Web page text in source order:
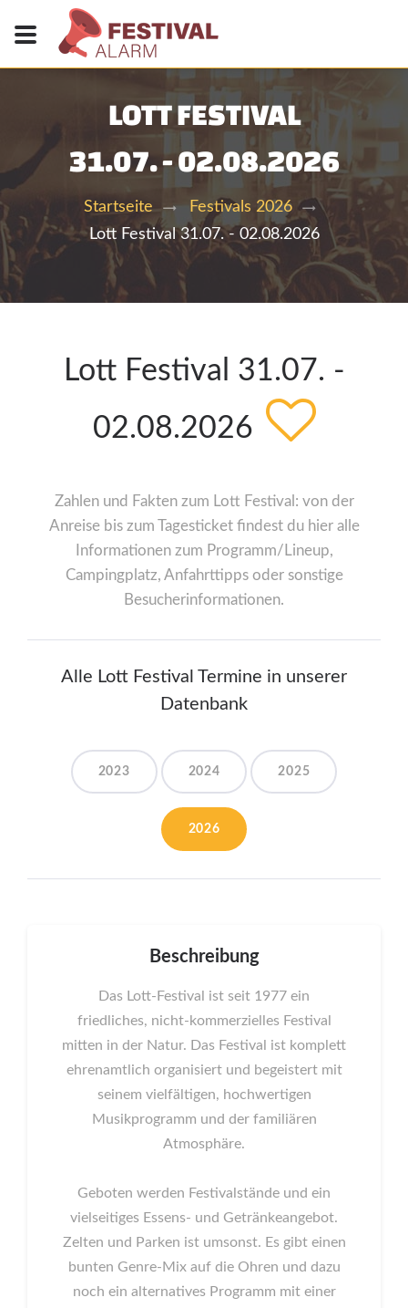
LOTT FESTIVAL
31.07. - 02.08.2026
Startseite
Festivals 2026
Lott Festival 31.07. - 02.08.2026
Lott Festival 31.07. -
02.08.2026
Zahlen und Fakten zum Lott Festival: von der
Anreise bis zum Tagesticket findest du hier alle
Informationen zum Programm/Lineup,
Campingplatz, Anfahrttipps oder sonstige
Besucherinformationen.
Alle Lott Festival Termine in unserer
Datenbank
2023 2024 2025
2026
Beschreibung
Das Lott-Festival ist seit 1977 ein
friedliches, nicht-kommerzielles Festival
mitten in der Natur. Das Festival ist komplett
ehrenamtlich organisiert und begeistert mit
seinem vielfältigen, hochwertigen
Musikprogramm und der familiären
Atmosphäre.
Geboten werden Festivalstände und ein
vielseitiges Essens- und Getränkeangebot.
Zelten und Parken ist umsonst. Es gibt einen
bunten Genre-Mix auf die Ohren und dazu
noch ein alternatives Programm mit einer